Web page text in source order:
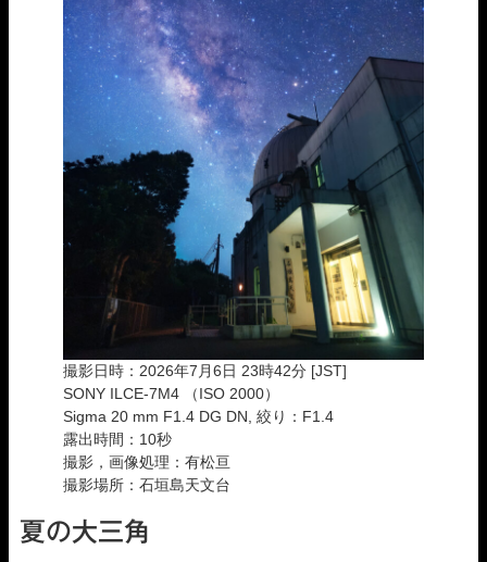
撮影日時：2026年7月6日 23時42分 [JST]
SONY ILCE-7M4 （ISO 2000）
Sigma 20 mm F1.4 DG DN, 絞り：F1.4
露出時間：10秒
撮影，画像処理：有松亘
撮影場所：石垣島天文台
夏の大三角